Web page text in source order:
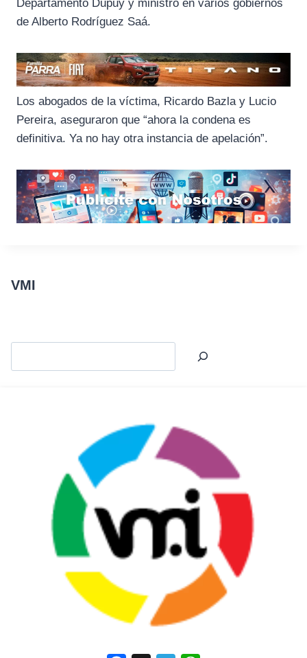
Departamento Dupuy y ministro en varios gobiernos
de Alberto Rodríguez Saá.
Los abogados de la víctima, Ricardo Bazla y Lucio
Pereira, aseguraron que “ahora la condena es
definitiva. Ya no hay otra instancia de apelación”.
VMI